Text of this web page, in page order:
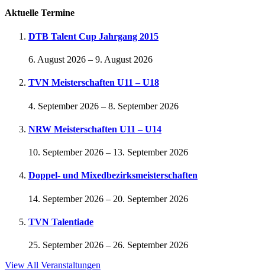
Aktuelle Termine
DTB Talent Cup Jahrgang 2015
6. August 2026 – 9. August 2026
TVN Meisterschaften U11 – U18
4. September 2026 – 8. September 2026
NRW Meisterschaften U11 – U14
10. September 2026 – 13. September 2026
Doppel- und Mixedbezirksmeisterschaften
14. September 2026 – 20. September 2026
TVN Talentiade
25. September 2026 – 26. September 2026
View All Veranstaltungen